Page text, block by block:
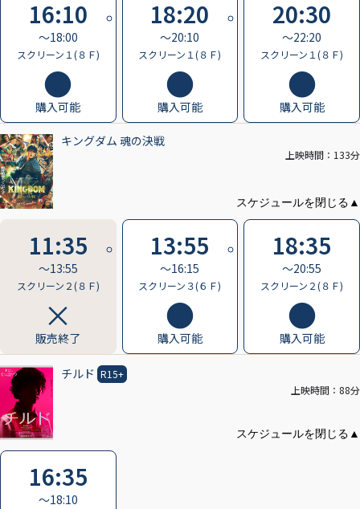
16:10
〜18:00
スクリーン１(８Ｆ)
購入可能
18:20
〜20:10
スクリーン１(８Ｆ)
購入可能
20:30
〜22:20
スクリーン１(８Ｆ)
購入可能
キングダム 魂の決戦
上映時間：133分
11:35
〜13:55
スクリーン２(８Ｆ)
販売終了
13:55
〜16:15
スクリーン３(６Ｆ)
購入可能
18:35
〜20:55
スクリーン２(８Ｆ)
購入可能
チルド R15+
上映時間：88分
16:35
〜18:10